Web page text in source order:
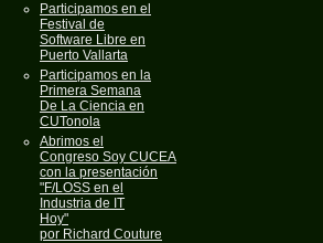
Participamos en el
Festival de
Software Libre en
Puerto Vallarta
Participamos en la
Primera Semana
De La Ciencia en
CUTonola
Abrimos el
Congreso Soy CUCEA
con la presentación
"F/LOSS en el
Industria de IT
Hoy"
por Richard Couture